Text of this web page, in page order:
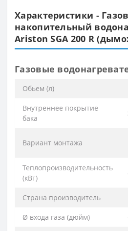
Характеристики -
накопительный
Ariston SGA 200 R
Газовые
Обьем (л)
Внутреннее покрытие
бака
Вариант монтажа
Теплопроизводительность
(кВт)
Страна производитель
Ø входа газа (дюйм)